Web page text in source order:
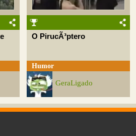
O PirucÃ³ptero
Humor
GeraLigado